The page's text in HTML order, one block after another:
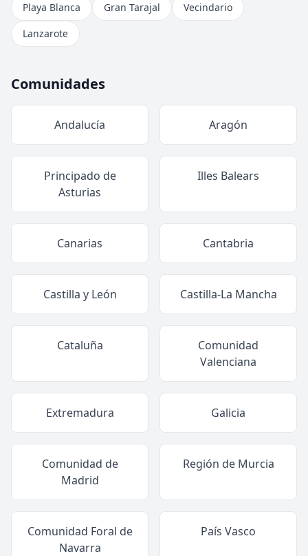
Playa Blanca
Gran Tarajal
Vecindario
Lanzarote
Comunidades
Andalucía Aragón
Principado de
Asturias
Illes Balears
Canarias Cantabria
Castilla y León Castilla-La Mancha
Cataluña
Comunidad
Valenciana
Extremadura Galicia
Comunidad de
Madrid
Región de Murcia
Comunidad Foral de
Navarra
País Vasco